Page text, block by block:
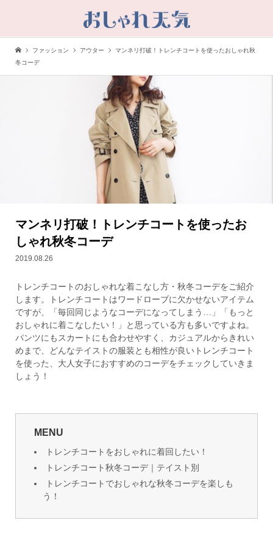
ファッション アウター
マンネリ打破！トレンチコートを使ったおしゃれ秋
冬コーデ
マンネリ打破！トレンチコートを使ったお
しゃれ秋冬コーデ
2019.08.26
トレンチコートのおしゃれな着こなし方・秋冬コーデをご紹介
します。トレンチコートはワードローブに欠かせないアイテム
ですが、「毎回同じようなコーデになってしまう…」「もっと
おしゃれに着こなしたい！」と思っている方も多いですよね。
パンツにもスカートにも合わせやすく、カジュアルからきれい
めまで、どんなテイストの服装とも相性が良いトレンチコート
を使った、大人女子におすすめのコーデをチェックしていきま
しょう！
MENU
トレンチコートをおしゃれに着回したい！
トレンチコート秋冬コーデ｜テイスト別
トレンチコートでおしゃれな秋冬コーデを楽しも
う！